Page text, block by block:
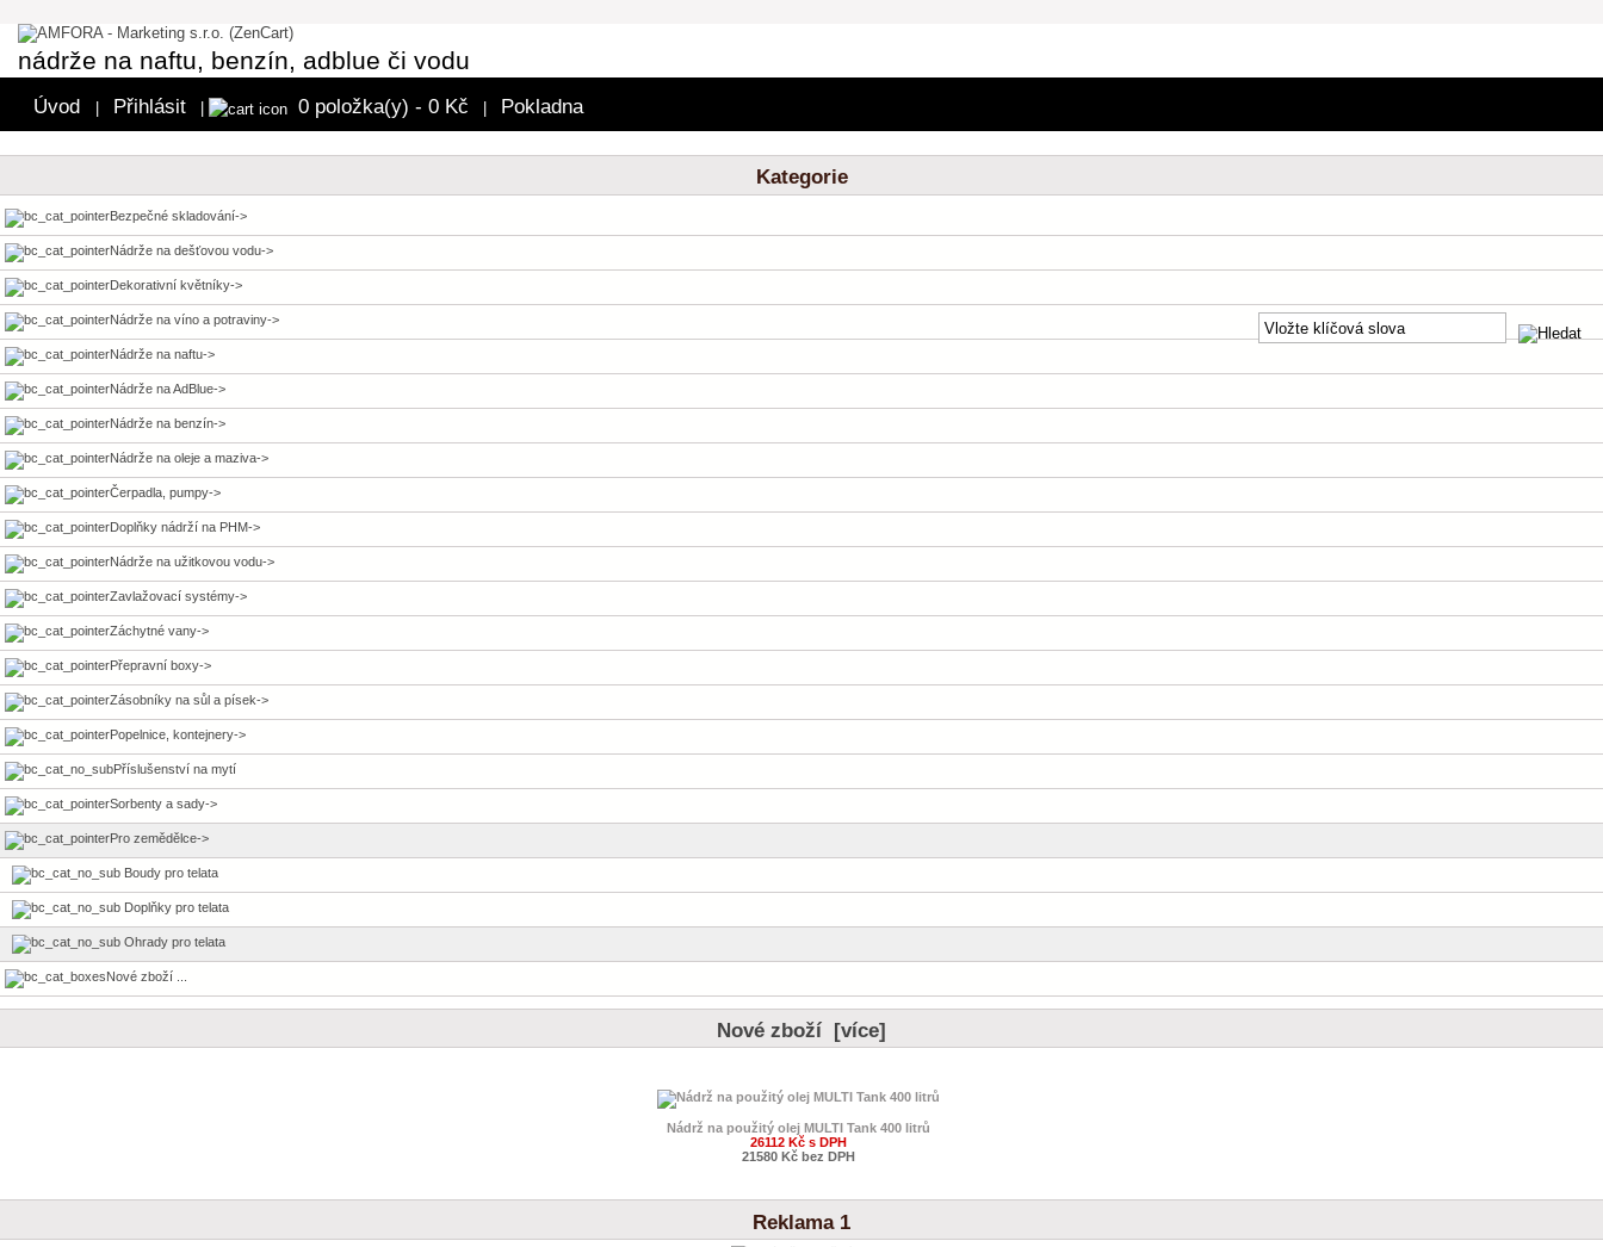
nádrže na naftu, benzín, adblue či vodu
Úvod Přihlásit 0 položka(y) - 0 Kč Pokladna
Kategorie
Bezpečné skladování->
Nádrže na dešťovou vodu->
Dekorativní květníky->
Nádrže na víno a potraviny->
Nádrže na naftu->
Nádrže na AdBlue->
Nádrže na benzín->
Nádrže na oleje a maziva->
Čerpadla, pumpy->
Doplňky nádrží na PHM->
Nádrže na užitkovou vodu->
Zavlažovací systémy->
Záchytné vany->
Přepravní boxy->
Zásobníky na sůl a písek->
Popelnice, kontejnery->
Příslušenství na mytí
Sorbenty a sady->
Pro zemědělce->
Boudy pro telata
Doplňky pro telata
Ohrady pro telata
Nové zboží ...
Nové zboží [více]
Nádrž na použitý olej MULTI Tank 400 litrů
26112 Kč s DPH
21580 Kč bez DPH
Reklama 1